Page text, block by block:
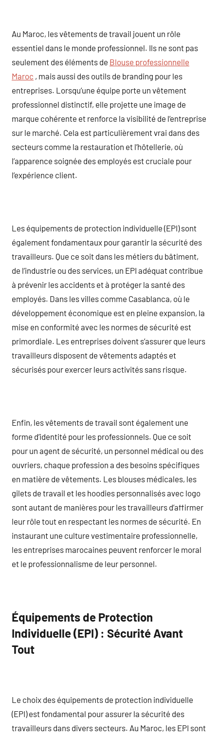
Au Maroc, les vêtements de travail jouent un rôle
essentiel dans le monde professionnel. Ils ne sont pas
seulement des éléments de Blouse professionnelle
Maroc , mais aussi des outils de branding pour les
entreprises. Lorsqu’une équipe porte un vêtement
professionnel distinctif, elle projette une image de
marque cohérente et renforce la visibilité de l’entreprise
sur le marché. Cela est particulièrement vrai dans des
secteurs comme la restauration et l’hôtellerie, où
l’apparence soignée des employés est cruciale pour
l’expérience client.
Les équipements de protection individuelle (EPI) sont
également fondamentaux pour garantir la sécurité des
travailleurs. Que ce soit dans les métiers du bâtiment,
de l’industrie ou des services, un EPI adéquat contribue
à prévenir les accidents et à protéger la santé des
employés. Dans les villes comme Casablanca, où le
développement économique est en pleine expansion, la
mise en conformité avec les normes de sécurité est
primordiale. Les entreprises doivent s’assurer que leurs
travailleurs disposent de vêtements adaptés et
sécurisés pour exercer leurs activités sans risque.
Enfin, les vêtements de travail sont également une
forme d’identité pour les professionnels. Que ce soit
pour un agent de sécurité, un personnel médical ou des
ouvriers, chaque profession a des besoins spécifiques
en matière de vêtements. Les blouses médicales, les
gilets de travail et les hoodies personnalisés avec logo
sont autant de manières pour les travailleurs d’affirmer
leur rôle tout en respectant les normes de sécurité. En
instaurant une culture vestimentaire professionnelle,
les entreprises marocaines peuvent renforcer le moral
et le professionnalisme de leur personnel.
Équipements de Protection
Individuelle (EPI) : Sécurité Avant
Tout
Le choix des équipements de protection individuelle
(EPI) est fondamental pour assurer la sécurité des
travailleurs dans divers secteurs. Au Maroc, les EPI sont